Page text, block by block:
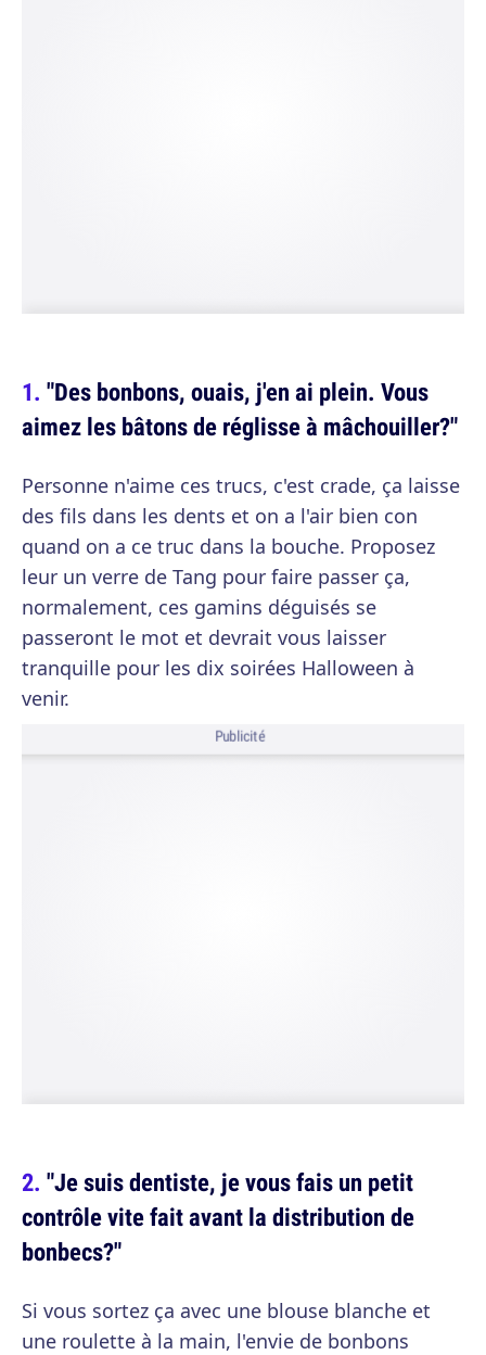
"Des bonbons, ouais, j'en ai plein. Vous
aimez les bâtons de réglisse à mâchouiller?"
Personne n'aime ces trucs, c'est crade, ça laisse
des fils dans les dents et on a l'air bien con
quand on a ce truc dans la bouche. Proposez
leur un verre de Tang pour faire passer ça,
normalement, ces gamins déguisés se
passeront le mot et devrait vous laisser
tranquille pour les dix soirées Halloween à
venir.
Publicité
"Je suis dentiste, je vous fais un petit
contrôle vite fait avant la distribution de
bonbecs?"
Si vous sortez ça avec une blouse blanche et
une roulette à la main, l'envie de bonbons